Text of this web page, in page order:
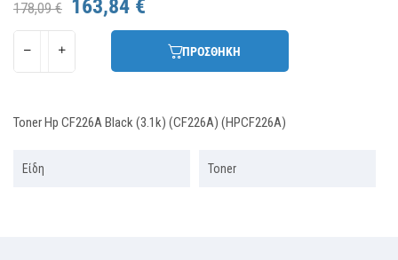
178,09 € 163,84 €
ΠΡΟΣΘΗΚΗ
Toner Hp CF226A Black (3.1k) (CF226A) (HPCF226A)
Είδη Toner